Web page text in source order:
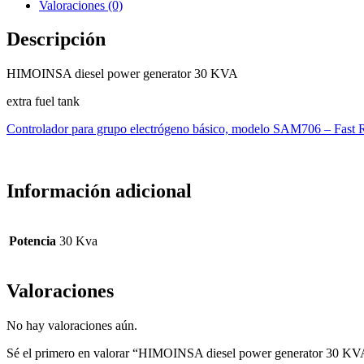
Valoraciones (0)
Descripción
HIMOINSA diesel power generator 30 KVA
extra fuel tank
Controlador para grupo electrógeno básico, modelo SAM706 – Fast
Información adicional
Potencia 30 Kva
Valoraciones
No hay valoraciones aún.
Sé el primero en valorar “HIMOINSA diesel power generator 30